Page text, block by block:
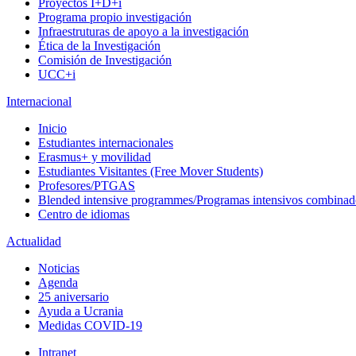
Proyectos I+D+i
Programa propio investigación
Infraestruturas de apoyo a la investigación
Ética de la Investigación
Comisión de Investigación
UCC+i
Internacional
Inicio
Estudiantes internacionales
Erasmus+ y movilidad
Estudiantes Visitantes (Free Mover Students)
Profesores/PTGAS
Blended intensive programmes/Programas intensivos
Centro de idiomas
Actualidad
Noticias
Agenda
25 aniversario
Ayuda a Ucrania
Medidas COVID-19
Intranet